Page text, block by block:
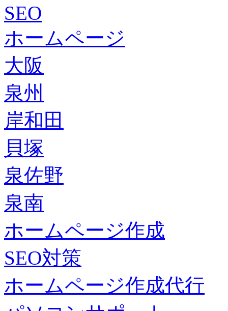
SEO
ホームページ
大阪
泉州
岸和田
貝塚
泉佐野
泉南
ホームページ作成
SEO対策
ホームページ作成代行